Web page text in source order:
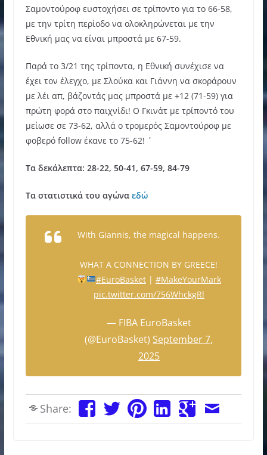
Σαμοντούροφ ευστοχήσει σε τρίποντο για το 66-58,
με την τρίτη περίοδο να ολοκληρώνεται με την
Εθνική μας να είναι μπροστά με 67-59.
Παρά το 3/21 της τρίποντα, η Εθνική συνέχισε να
έχει τον έλεγχο, με Σλούκα και Γιάννη να σκοράρουν
με λέι απ, βάζοντάς μας μπροστά με +12 (71-59) για
πρώτη φορά στο παιχνίδι! Ο Γκινάτ με τρίποντό του
μείωσε σε 73-62, αλλά ο τρομερός Σαμοντούροφ με
φοβερό follow έκανε το 75-62! ΄
Τα δεκάλεπτα: 28-22, 50-41, 67-59, 84-79
Τα στατιστικά του αγώνα εδώ
With Giannis, the magical happens.
WHAT A CONNECTION BY GREECE!
#EuroBasket| #MakeYourMark
pic.twitter.com/756WhckgRl
— FIBA EuroBasket
(@EuroBasket) September 7,
2025
Share: